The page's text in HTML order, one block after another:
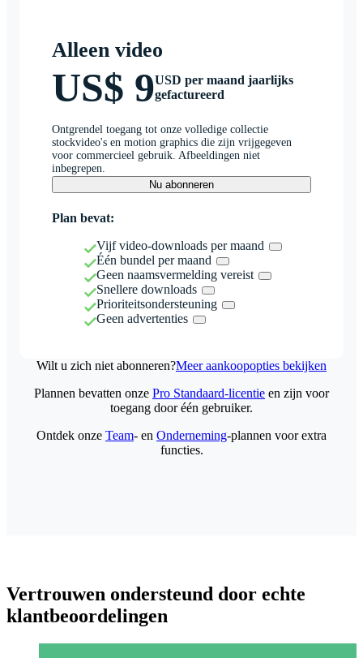
Alleen video
US$ 9USD per maand jaarlijks
gefactureerd
Ontgrendel toegang tot onze volledige collectie
stockvideo's en motion graphics die zijn vrijgegeven
voor commercieel gebruik. Afbeeldingen niet
inbegrepen.
Nu abonneren
Plan bevat:
Vijf video-downloads per maand
Één bundel per maand
Geen naamsvermelding vereist
Snellere downloads
Prioriteitsondersteuning
Geen advertenties
Wilt u zich niet abonneren?Meer aankoopopties bekijken
Plannen bevatten onze Pro Standaard-licentie en zijn voor
toegang door één gebruiker.
Ontdek onze Team- en Onderneming-plannen voor extra
functies.
Vertrouwen ondersteund door echte
klantbeoordelingen